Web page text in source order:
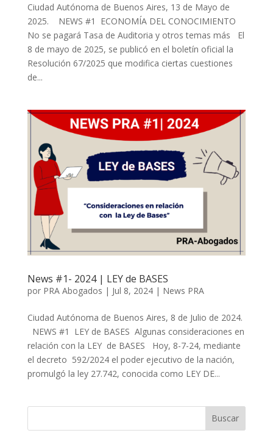
Ciudad Autónoma de Buenos Aires, 13 de Mayo de
2025. NEWS #1 ECONOMÍA DEL CONOCIMIENTO
No se pagará Tasa de Auditoria y otros temas más El
8 de mayo de 2025, se publicó en el boletín oficial la
Resolución 67/2025 que modifica ciertas cuestiones
de...
News #1- 2024 | LEY de BASES
por PRA Abogados | Jul 8, 2024| News PRA
Ciudad Autónoma de Buenos Aires, 8 de Julio de 2024.
NEWS #1 LEY de BASES Algunas consideraciones en
relación con la LEY de BASES Hoy, 8-7-24, mediante
el decreto 592/2024 el poder ejecutivo de la nación,
promulgó la ley 27.742, conocida como LEY DE...